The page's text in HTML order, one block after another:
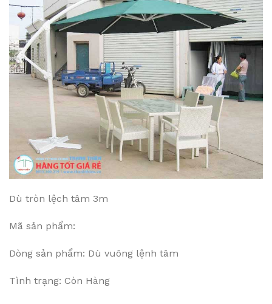
Dù tròn lệch tâm 3m
Mã sản phẩm:
Dòng sản phẩm: Dù vuông lệnh tâm
Tình trạng: Còn Hàng